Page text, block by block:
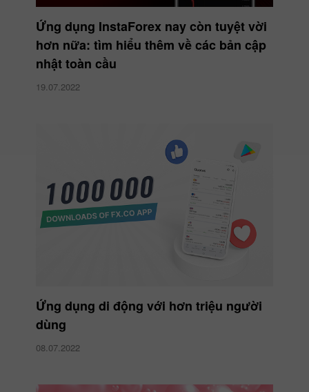
Ứng dụng InstaForex nay còn tuyệt vời
hơn nữa: tìm hiểu thêm về các bản cập
nhật toàn cầu
19.07.2022
Ứng dụng di động với hơn triệu người
dùng
08.07.2022